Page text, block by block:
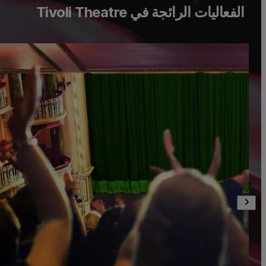
الفعاليات الرائجة في Tivoli Theatre